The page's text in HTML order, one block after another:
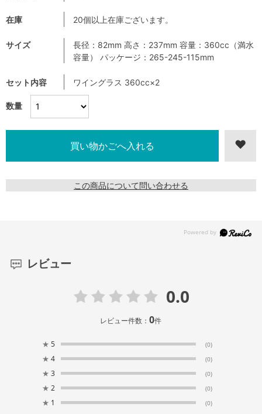
数量
在庫 20個以上在庫ございます。
サイズ
長径：82mm 高さ：237mm 容量：360cc（満水
容量） パッケージ：265-245-115mm
セット内容 ワイングラス 360cc×2
この商品について問い合わせる
レビュー
0.0
レビュー件数：0件
★ 5 (0)
★ 4 (0)
★ 3 (0)
★ 2 (0)
★ 1 (0)